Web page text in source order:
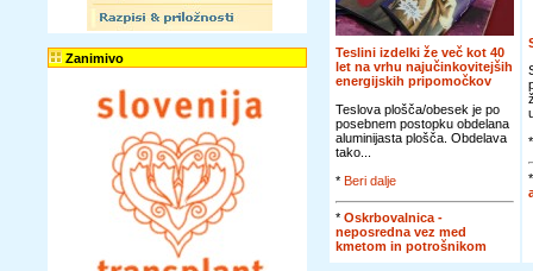
Zanimivo
Teslini izdelki že več kot 40
let na vrhu najučinkovitejših
energijskih pripomočkov
Teslova plošča/obesek je po
posebnem postopku obdelana
aluminijasta plošča. Obdelava
tako...
* Beri dalje
* Oskrbovalnica -
neposredna vez med
kmetom in potrošnikom